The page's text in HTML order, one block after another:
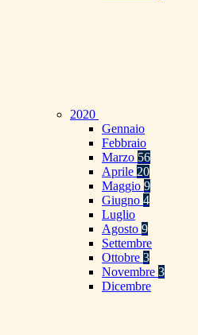
2020
Gennaio
Febbraio
Marzo 56
Aprile 20
Maggio 9
Giugno 4
Luglio
Agosto 9
Settembre
Ottobre 3
Novembre 3
Dicembre